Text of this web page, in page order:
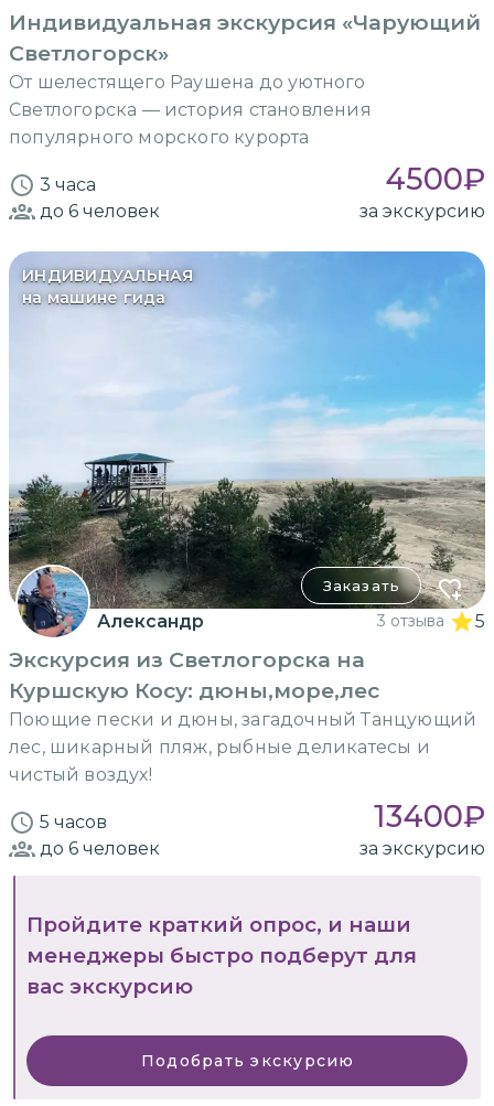
Индивидуальная экскурсия «Чарующий
Светлогорск»
От шелестящего Раушена до уютного
Светлогорска — история становления
популярного морского курорта
3 часа 4500₽
до 6 человек за экскурсию
ИНДИВИДУАЛЬНАЯ
на машине гида
Заказать
Александр 3 отзыва 5
Экскурсия из Светлогорска на
Куршскую Косу: дюны,море,лес
Поющие пески и дюны, загадочный Танцующий
лес, шикарный пляж, рыбные деликатесы и
чистый воздух!
5 часов 13400₽
до 6 человек за экскурсию
Пройдите краткий опрос, и наши
менеджеры быстро подберут для
вас экскурсию
Подобрать экскурсию